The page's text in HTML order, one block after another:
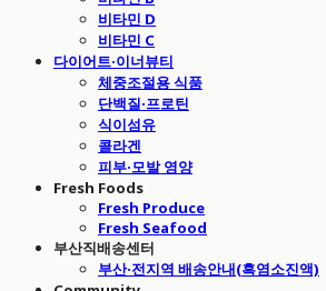
비타민 D
비타민 C
다이어트·이너뷰티
체중조절용 식품
단백질·프로틴
식이섬유
콜라겐
피부·모발 영양
Fresh Foods
Fresh Produce
Fresh Seafood
부산직배송센터
부산·전지역 배송안내(흑염소진액)